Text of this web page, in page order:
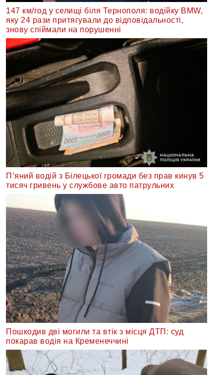
147 км/год у селищі біля Тернополя: водійку BMW,
яку 24 рази притягували до відповідальності,
знову спіймали на порушенні
П’яний водій з Білецької громади без прав кинув 5
тисяч гривень у службове авто патрульних
Пошкодив дві могили та втік з місця ДТП: суд
покарав водія на Кременеччині